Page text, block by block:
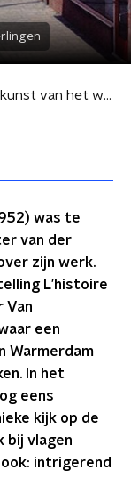
Alex van Warmerdam en de kunst van het weglaten
was te
van der
zijn werk.
L’histoire
Van
een
Warmerdam
In het
eens
kijk op de
bij vlagen
intrigerend